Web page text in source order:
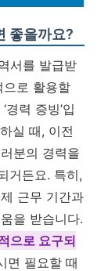
좋을까요?
서를 발급받
으로 활용할
력 증빙’입
실 때, 이전
분의 경력을
거든요. 특히,
근무 기간과
을 받습니다.
으로 요구되
면 필요할 때